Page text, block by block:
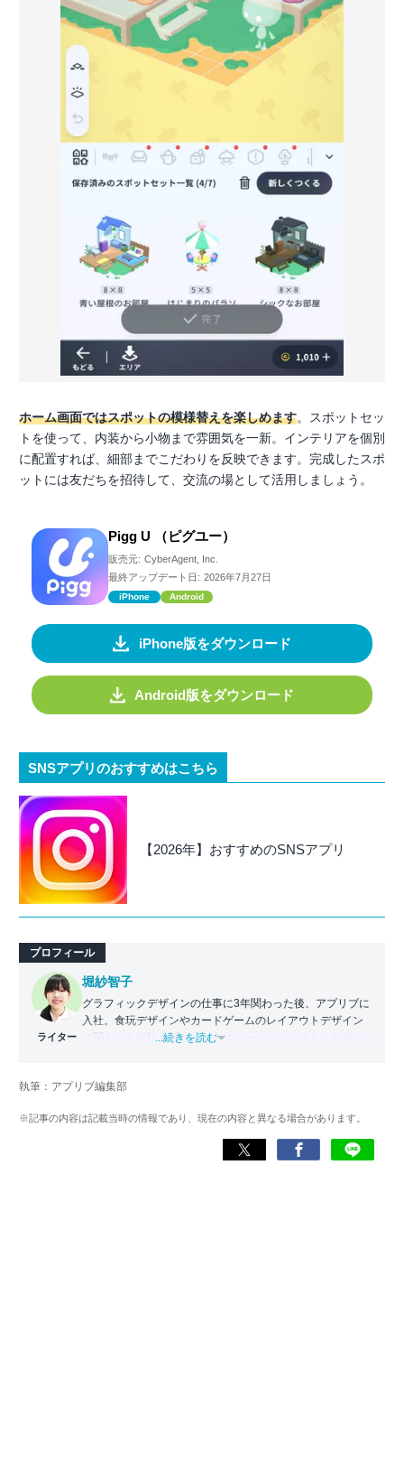
ホーム画面ではスポットの模様替えを楽しめます。スポットセッ
トを使って、内装から小物まで雰囲気を一新。インテリアを個別
に配置すれば、細部までこだわりを反映できます。完成したスポ
ットには友だちを招待して、交流の場として活用しましょう。
Pigg U （ピグユー）
販売元: CyberAgent, Inc.
最終アップデート日: 2026年7月27日
iPhone Android
iPhone版をダウンロード
Android版をダウンロード
SNSアプリのおすすめはこちら
【2026年】おすすめのSNSアプリ
プロフィール
ライター
堀紗智子
グラフィックデザインの仕事に3年関わった後、アプリブに
入社。食玩デザインやカードゲームのレイアウトデザイン
に関わった経験を活かし、主にゲーム、イラスト、デザイ
とを心がけている。
...続きを読む
執筆：アプリブ編集部
※記事の内容は記載当時の情報であり、現在の内容と異なる場合があります。